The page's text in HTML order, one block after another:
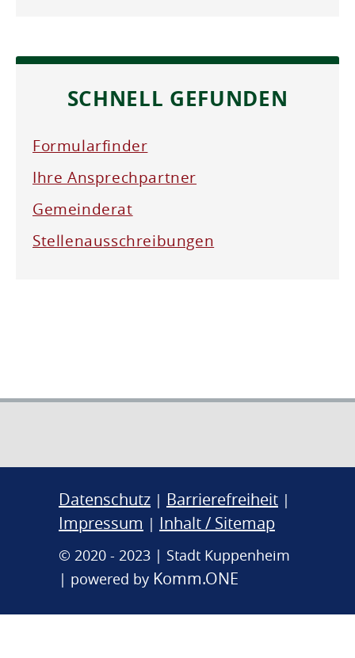
SCHNELL GEFUNDEN
Formularfinder
Ihre Ansprechpartner
Gemeinderat
Stellenausschreibungen
Datenschutz | Barrierefreiheit |
Impressum | Inhalt / Sitemap
© 2020 - 2023 | Stadt Kuppenheim
| powered by Komm.ONE